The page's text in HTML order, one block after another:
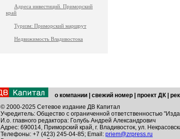
Адреса инвестиций. Приморский
край
Туризм: Приморский маршрут
Недвижимость Владивостока
о компании свежий номер проект ДК
© 2000-2025 Сетевое издание ДВ Капитал
Учредитель: Общество с ограниченной ответственностью
И.о. главного редактора: Голубь Андрей Александрович
Адрес: 690014, Приморский край, г. Владивосток, ул.
Телефоны: +7 (423) 245-04-85; Email: priem@zrpress.ru